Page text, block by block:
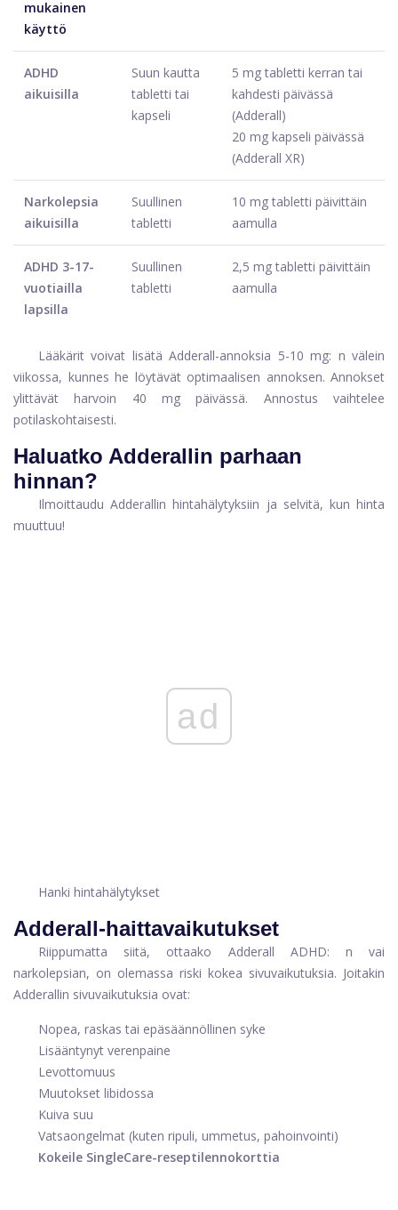
mukainen
käyttö
ADHD
aikuisilla
Suun kautta
tabletti tai
kapseli
5 mg tabletti kerran tai
kahdesti päivässä
(Adderall)
20 mg kapseli päivässä
(Adderall XR)
Narkolepsia
aikuisilla
Suullinen
tabletti
10 mg tabletti päivittäin
aamulla
ADHD 3-17-
vuotiailla
lapsilla
Suullinen
tabletti
2,5 mg tabletti päivittäin
aamulla
Lääkärit voivat lisätä Adderall-annoksia 5-10 mg: n välein
viikossa, kunnes he löytävät optimaalisen annoksen. Annokset
ylittävät harvoin 40 mg päivässä. Annostus vaihtelee
potilaskohtaisesti.
Haluatko Adderallin parhaan
hinnan?
Ilmoittaudu Adderallin hintahälytyksiin ja selvitä, kun hinta
muuttuu!
ad
Hanki hintahälytykset
Adderall-haittavaikutukset
Riippumatta siitä, ottaako Adderall ADHD: n vai
narkolepsian, on olemassa riski kokea sivuvaikutuksia. Joitakin
Adderallin sivuvaikutuksia ovat:
Nopea, raskas tai epäsäännöllinen syke
Lisääntynyt verenpaine
Levottomuus
Muutokset libidossa
Kuiva suu
Vatsaongelmat (kuten ripuli, ummetus, pahoinvointi)
Kokeile SingleCare-reseptilennokorttia